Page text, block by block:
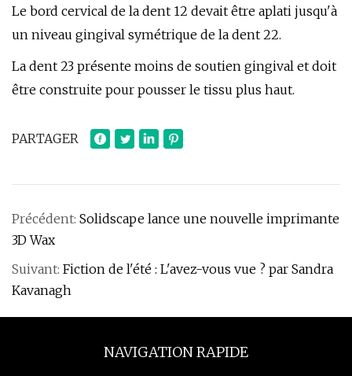
Le bord cervical de la dent 12 devait être aplati jusqu'à
un niveau gingival symétrique de la dent 22.
La dent 23 présente moins de soutien gingival et doit
être construite pour pousser le tissu plus haut.
PARTAGER
Précédent: Solidscape lance une nouvelle imprimante
3D Wax
Suivant: Fiction de l'été : L'avez-vous vue ? par Sandra
Kavanagh
NAVIGATION RAPIDE